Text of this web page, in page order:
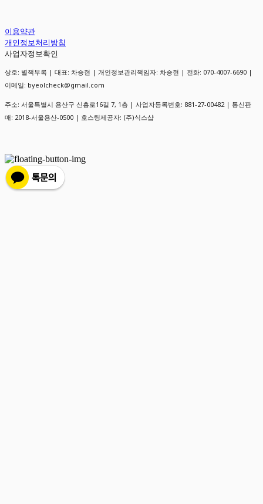
이용약관
개인정보처리방침
사업자정보확인
상호: 별책부록 | 대표: 차승현 | 개인정보관리책임자: 차승현 | 전화: 070-4007-6690 |
이메일: byeolcheck@gmail.com
주소: 서울특별시 용산구 신흥로16길 7, 1층 | 사업자등록번호: 881-27-00482 | 통신판
매: 2018-서울용산-0500 | 호스팅제공자: (주)식스샵